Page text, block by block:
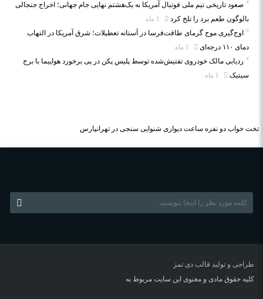
صعود تاریخی تیم ملی فوتبال آمریکا به یک‌هشتم نهایی جام جهانی؛ اخراج جنجالی
بالوگون طعم برد را تلخ کرد
اوج‌گیری موج گرمای طاقت‌فرسا در آستانه تعطیلات؛ شرق آمریکا در التهاب
دمای ۱۱۰ درجه‌ای
ردیابی مالک خودروی تفتیش‌شده توسط پلیس پکن در پی برخورد هواپیما با برج
سیتیک
تخت خواب دو نفره ساعت دیواری شنوایی سنجی در تهرانپارس
طراحی و تولید قالب دی تمز
کلیه حقوق مادی و معنوی این سایت مربوط به